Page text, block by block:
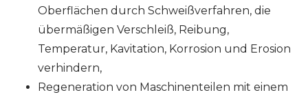
Oberflächen durch Schweißverfahren, die
übermäßigen Verschleiß, Reibung,
Temperatur, Kavitation, Korrosion und Erosion
verhindern,
Regeneration von Maschinenteilen mit einem